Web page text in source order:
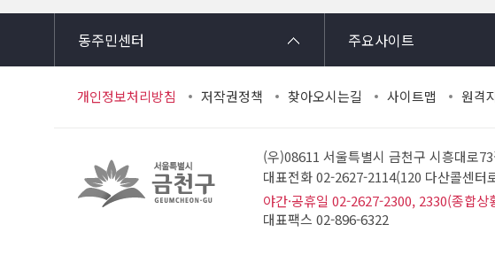
동주민센터 주요사이트
개인정보처리방침 저작권정책 찾아오시는길 사이트맵 원격
(우)08611 서울특별시 금천구 시흥대로
대표전화 02-2627-2114(120 다산콜센터
야간·공휴일 02-2627-2300, 2330(종합상
대표팩스 02-896-6322